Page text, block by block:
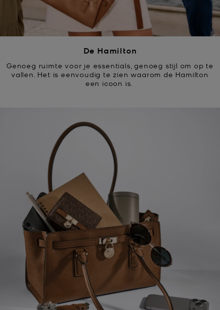
De Hamilton
Genoeg ruimte voor je essentials, genoeg stijl om op te
vallen. Het is eenvoudig te zien waarom de Hamilton
een icoon is.